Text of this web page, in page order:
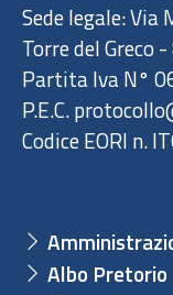
Sede legale: Via
Torre del Greco
Partita Iva N°
P.E.C.
Codice EORI n.
Albo Pretorio